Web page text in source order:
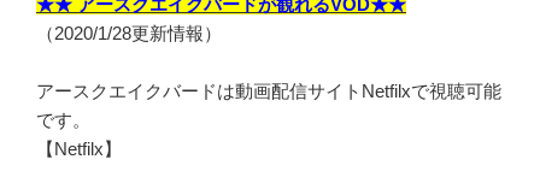
（2020/1/28更新情報）
アースクエイクバードは動画配信サイトNetfilxで視聴可能
です。
【Netfilx】